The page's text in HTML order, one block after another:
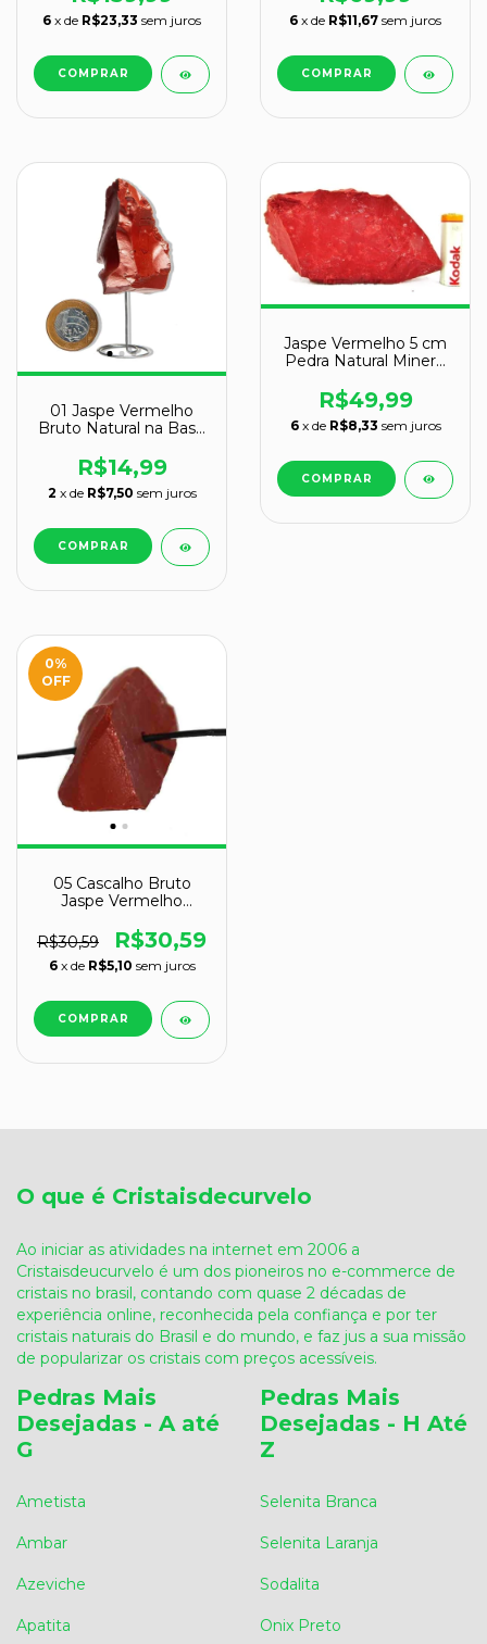
6 x de R$23,33 sem juros 6 x de R$11,67 sem juros
01 Jaspe Vermelho
Bruto Natural na Base
R$14,99
2 x de R$7,50 sem juros
Jaspe Vermelho 5 cm
Pedra Natural Mineral
Esoterico
R$49,99
6 x de R$8,33 sem juros
0%
OFF
05 Cascalho Bruto
Jaspe Vermelho
Centro
R$30,59 R$30,59
6 x de R$5,10 sem juros
O que é Cristaisdecurvelo
Ao iniciar as atividades na internet em 2006 a
Cristaisdeucurvelo é um dos pioneiros no e-commerce de
cristais no brasil, contando com quase 2 décadas de
experiência online, reconhecida pela confiança e por ter
cristais naturais do Brasil e do mundo, e faz jus a sua missão
de popularizar os cristais com preços acessíveis.
Pedras Mais
Desejadas - A até
G
Ametista
Ambar
Azeviche
Apatita
Pedras Mais
Desejadas - H Até
Z
Selenita Branca
Selenita Laranja
Sodalita
Onix Preto